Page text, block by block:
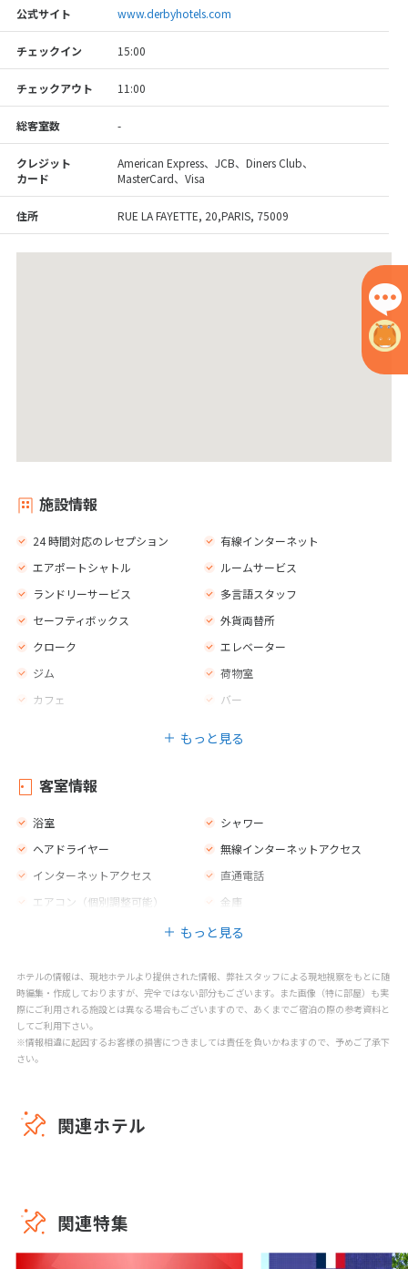
公式サイト www.derbyhotels.com
チェックイン 15:00
チェックアウト 11:00
総客室数 -
クレジット
カード
American Express、JCB、Diners Club、
MasterCard、Visa
住所 RUE LA FAYETTE, 20,PARIS, 75009
施設情報
24 時間対応のレセプション
有線インターネット
エアポートシャトル
ルームサービス
ランドリーサービス
多言語スタッフ
セーフティボックス
外貨両替所
クローク
エレベーター
ジム
荷物室
カフェ
バー
もっと見る
客室情報
浴室
シャワー
ヘアドライヤー
無線インターネットアクセス
インターネットアクセス
直通電話
エアコン（個別調整可能）
金庫
もっと見る
ホテルの情報は、現地ホテルより提供された情報、弊社スタッフによる現地視察をもとに随
時編集・作成しておりますが、完全ではない部分もございます。また画像（特に部屋）も実
際にご利用される施設とは異なる場合もございますので、あくまでご宿泊の際の参考資料と
してご利用下さい。
※情報相違に起因するお客様の損害につきましては責任を負いかねますので、予めご了承下
さい。
関連ホテル
関連特集